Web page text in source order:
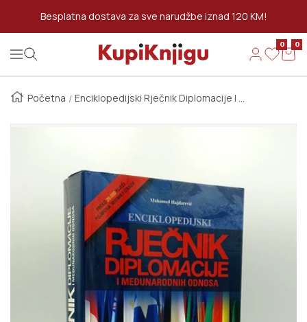
Preskoči Na Sadržaj
Besplatna dostava za sve narudžbe iznad 120 KM!
Navigation Kupi Knjigu 0 0
Početna Enciklopedijski Rječnik Diplomacije I Međunarodnih Odnosa